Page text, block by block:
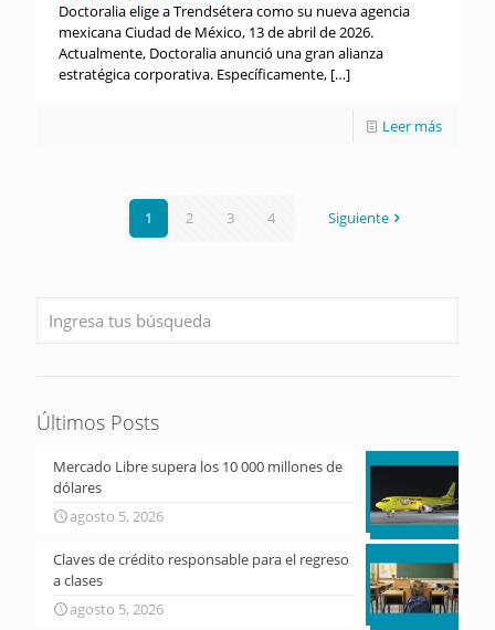
Doctoralia elige a Trendsétera como su nueva agencia
mexicana Ciudad de México, 13 de abril de 2026.
Actualmente, Doctoralia anunció una gran alianza
estratégica corporativa. Específicamente, […]
Leer más
1 2 3 4 Siguiente
Últimos Posts
Mercado Libre supera los 10 000 millones de
dólares
agosto 5, 2026
Claves de crédito responsable para el regreso
a clases
agosto 5, 2026